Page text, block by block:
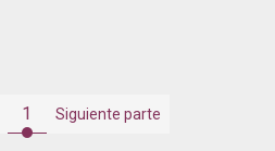
1 Siguiente parte